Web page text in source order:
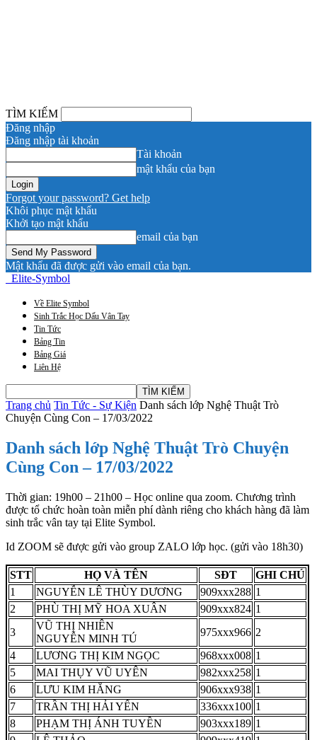
TÌM KIẾM
Đăng nhập
Đăng nhập tài khoản
Tài khoản
mật khẩu của bạn
Forgot your password? Get help
Khôi phục mật khẩu
Khởi tạo mật khẩu
email của bạn
Mật khẩu đã được gửi vào email của bạn.
Elite-Symbol
Về Elite Symbol
Sinh Trắc Học Dấu Vân Tay
Tin Tức
Bảng Tin
Bảng Giá
Liên Hệ
Trang chủ Tin Tức - Sự Kiện Danh sách lớp Nghệ Thuật Trò
Chuyện Cùng Con – 17/03/2022
Danh sách lớp Nghệ Thuật Trò Chuyện
Cùng Con – 17/03/2022
Thời gian: 19h00 – 21h00 – Học online qua zoom. Chương trình
được tổ chức hoàn toàn miễn phí dành riêng cho khách hàng đã làm
sinh trắc vân tay tại Elite Symbol.
Id ZOOM sẽ được gửi vào group ZALO lớp học. (gửi vào 18h30)
STT HỌ VÀ TÊN SĐT
GHI CHÚ
1
NGUYỄN LÊ THÙY DƯƠNG 909xxx288 1
2
PHÙ THỊ MỸ HOA XUÂN 909xxx824 1
3
VŨ THỊ NHIÊN
NGUYỄN MINH TÚ
975xxx966 2
4
LƯƠNG THỊ KIM NGỌC 968xxx008 1
5
MAI THỤY VŨ UYÊN 982xxx258 1
6
LƯU KIM HẰNG 906xxx938 1
7
TRẦN THỊ HẢI YẾN 336xxx100 1
8
PHẠM THỊ ÁNH TUYỀN 903xxx189 1